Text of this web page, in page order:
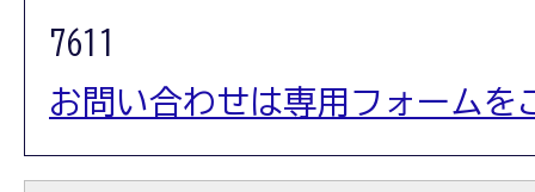
7611
お問い合わせは専用フォームを